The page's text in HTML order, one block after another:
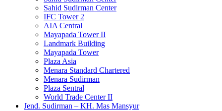
Sahid Sudirman Center
IFC Tower 2
AIA Central
Mayapada Tower II
Landmark Building
Mayapada Tower
Plaza Asia
Menara Standard Chartered
Menara Sudirman
Plaza Sentral
World Trade Center II
Jend. Sudirman – KH. Mas Mansyur